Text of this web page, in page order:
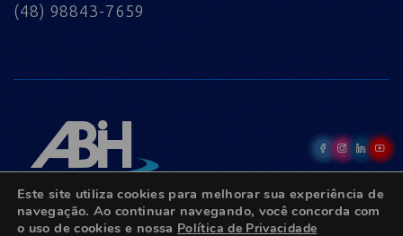
(48) 98843-7659
Este site utiliza cookies para melhorar sua experiência de
navegação. Ao continuar navegando, você concorda com
o uso de cookies e nossa Política de Privacidade